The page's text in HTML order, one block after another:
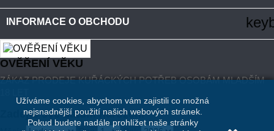
INFORMACE O OBCHODU
OVĚŘENÍ VĚKU
ZÁKAZ PRODEJE KUŘÁCKÝCH POTŘEB OSOBÁM MLADŠÍM
Zadejte své datum narození
Užíváme cookies, abychom vám zajistili co možná
nejsnadnější použití našich webových stránek.
Pokud budete nadále prohlížet naše stránky